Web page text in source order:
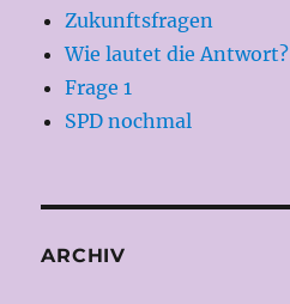
Zukunftsfragen
Wie lautet die Antwort?
Frage 1
SPD nochmal
ARCHIV